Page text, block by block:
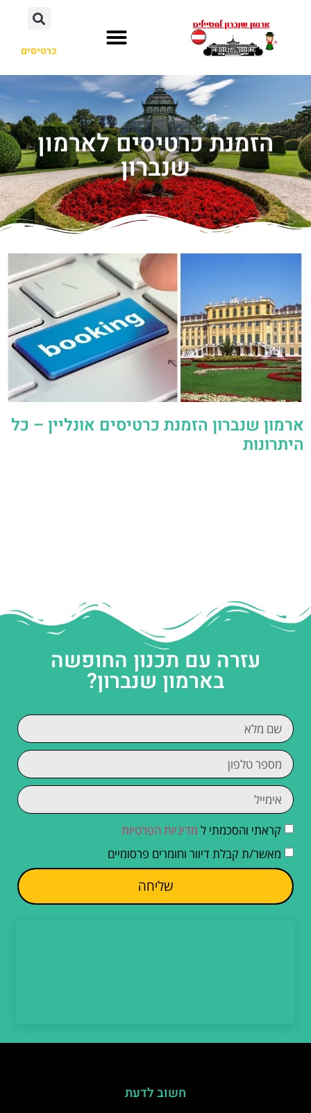
כרטיסים
הזמנת כרטיסים לארמון
שנברון
ארמון שנברון הזמנת כרטיסים אונליין – כל
היתרונות
עזרה עם תכנון החופשה
בארמון שנברון?
קראתי והסכמתי ל מדיניות הפרטיות
מאשר/ת קבלת דיוור וחומרים פרסומיים
שליחה
חשוב לדעת